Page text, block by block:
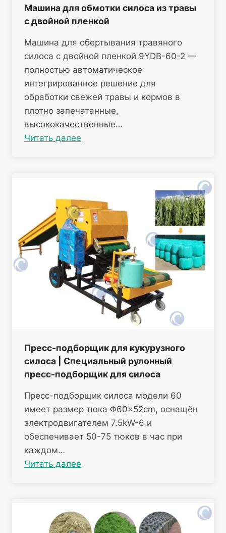
Машина для обмотки силоса из травы
с двойной пленкой
Машина для обертывания травяного
силоса с двойной пленкой 9YDB-60-2 —
полностью автоматическое
интегрированное решение для
обработки свежей травы и кормов в
плотно запечатанные,
высококачественные…
Читать далее
Пресс-подборщик для кукурузного
силоса | Специальный рулонный
пресс-подборщик для силоса
Пресс-подборщик силоса модели 60
имеет размер тюка Φ60×52cm, оснащён
электродвигателем 7.5kW-6 и
обеспечивает 50-75 тюков в час при
каждом…
Читать далее